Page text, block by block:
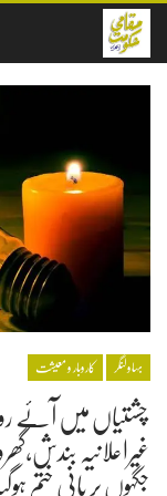
بہاولنگر کاروبار و معیشت
چشتیاں میں آئے
غیراعلانیہ
جگہوں پر پانی ختم